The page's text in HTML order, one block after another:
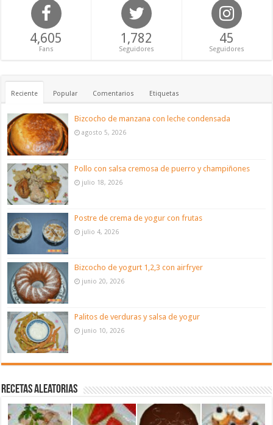
4,605
Fans
1,782
Seguidores
45
Seguidores
Reciente Popular Comentarios Etiquetas
Bizcocho de manzana con leche condensada
agosto 5, 2026
Pollo con salsa cremosa de puerro y champiñones
julio 18, 2026
Postre de crema de yogur con frutas
julio 4, 2026
Bizcocho de yogurt 1,2,3 con airfryer
junio 20, 2026
Palitos de verduras y salsa de yogur
junio 10, 2026
Recetas aleatorias